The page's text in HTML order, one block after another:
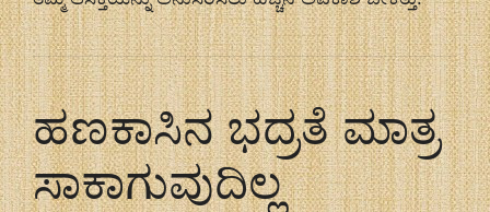
ಹಣಕಾಸಿನ ಭದ್ರತೆ ಮಾತ್ರ
ಸಾಕಾಗುವುದಿಲ್ಲ